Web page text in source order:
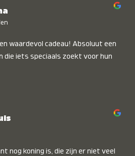
waardevol cadeau! Absoluut een
die iets speciaals zoekt voor hun
nog koning is, die zijn er niet veel